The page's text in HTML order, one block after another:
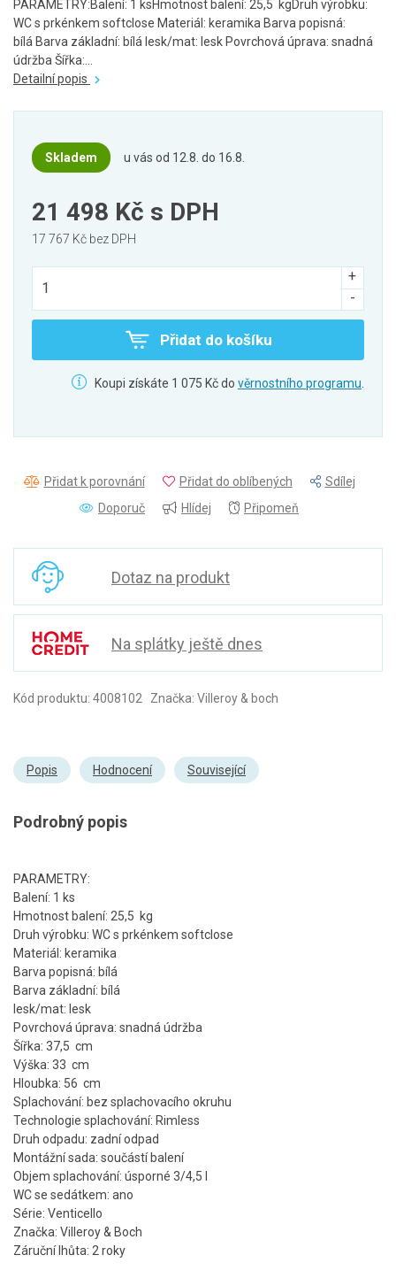
PARAMETRY:Balení: 1 ksHmotnost balení: 25,5 kgDruh výrobku:
WC s prkénkem softclose Materiál: keramika Barva popisná:
bílá Barva základní: bílá lesk/mat: lesk Povrchová úprava: snadná
údržba Šířka:...
Detailní popis
Skladem u vás od 12.8. do 16.8.
21 498 Kč s DPH
17 767 Kč bez DPH
Přidat do košíku
Koupi získáte 1 075 Kč do věrnostního programu.
Přidat k porovnání Přidat do oblíbených
Sdílej
Doporuč
Hlídej Připomeň
Dotaz na produkt
Na splátky ještě dnes
Kód produktu: 4008102 Značka: Villeroy & boch
Popis Hodnocení Související
Podrobný popis
PARAMETRY:
Balení: 1 ks
Hmotnost balení: 25,5 kg
Druh výrobku: WC s prkénkem softclose
Materiál: keramika
Barva popisná: bílá
Barva základní: bílá
lesk/mat: lesk
Povrchová úprava: snadná údržba
Šířka: 37,5 cm
Výška: 33 cm
Hloubka: 56 cm
Splachování: bez splachovacího okruhu
Technologie splachování: Rimless
Druh odpadu: zadní odpad
Montážní sada: součástí balení
Objem splachování: úsporné 3/4,5 l
WC se sedátkem: ano
Série: Venticello
Značka: Villeroy & Boch
Záruční lhůta: 2 roky